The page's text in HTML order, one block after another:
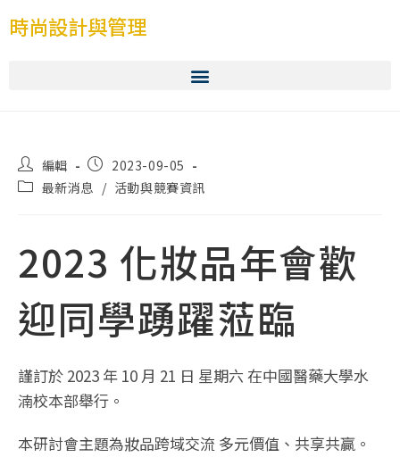
時尚設計與管理
編輯
2023-09-05
最新消息 / 活動與競賽資訊
2023 化妝品年會歡
迎同學踴躍蒞臨
謹訂於 2023 年 10 月 21 日 星期六 在中國醫藥大學水
湳校本部舉行。
本研討會主題為妝品跨域交流 多元價值、共享共贏。